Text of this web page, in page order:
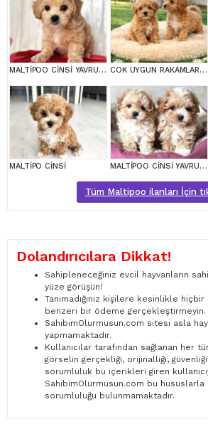
MALTİPOO CİNSİ YAVRULAR EV ÜRETİMİ COK UYGUN RAKAMLARA GERÇEK MALTİPOO YAVRULAR
MALTİPO CİNSİ MALTİPOO CİNSİ YAVRULAR EV ÜRETİMİ
Tüm Maltipoo ilanları İçin
Dolandırıcılara Dikkat!
Sahipleneceğiniz evcil hayvanların
yüze görüşün!
Tanımadığınız kişilere kesinlikle
benzeri bir ödeme gerçekleştirmeyin.
SahibimOlurmusun.com sitesi asla
yapmamaktadır.
Kullanıcılar tarafından sağlanan her
görselin gerçekliği, orijinalliği,
sorumluluk bu içerikleri giren
SahibimOlurmusun.com bu
sorumluluğu bulunmamaktadır.